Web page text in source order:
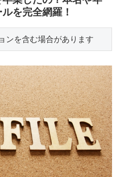
を完全網羅！
ンを含む場合があります